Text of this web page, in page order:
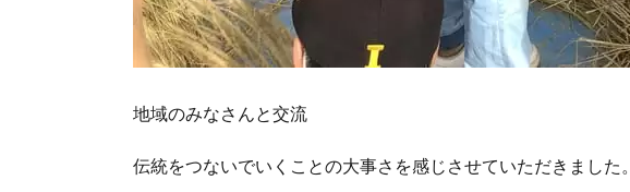
地域のみなさんと交流
伝統をつないでいくことの大事さを感じさせていただきました。